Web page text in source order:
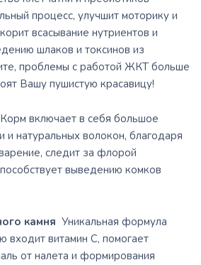
процесс, улучшит моторику и
всасывание нутриентов и
шлаков и токсинов из
проблемы с работой ЖКТ больше
Вашу пушистую красавицу!
Корм включает в себя большое
и натуральных волокон, благодаря
следит за флорой
выведению комков
камня Уникальная формула
входит витамин С, помогает
от налета и формирования